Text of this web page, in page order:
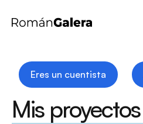
Eres un cuentista
Mis proyectos